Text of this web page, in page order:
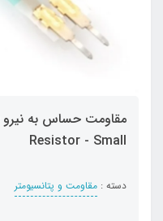
Resistor - Small
دسته : مقاومت و پتانسیومتر